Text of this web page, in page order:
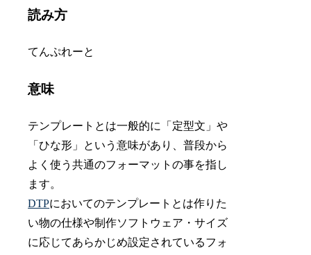
読み方
てんぷれーと
意味
テンプレートとは一般的に「定型文」や
「ひな形」という意味があり、普段から
よく使う共通のフォーマットの事を指し
ます。
DTPにおいてのテンプレートとは作りた
い物の仕様や制作ソフトウェア・サイズ
に応じてあらかじめ設定されているフォ